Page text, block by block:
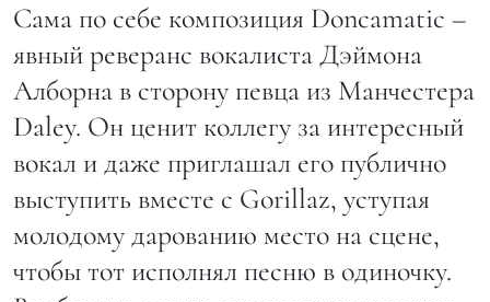
Сама по себе композиция Doncamatic –
явный реверанс вокалиста Дэймона
Алборна в сторону певца из Манчестера
Daley. Он ценит коллегу за интересный
вокал и даже приглашал его публично
выступить вместе с Gorillaz, уступая
молодому дарованию место на сцене,
чтобы тот исполнял песню в одиночку.